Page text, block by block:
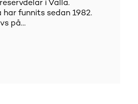
i Valla.
funnits sedan 1982.
på…